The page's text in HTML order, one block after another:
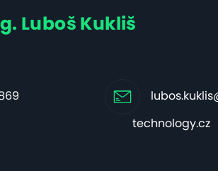
Luboš Kukliš
technology.cz